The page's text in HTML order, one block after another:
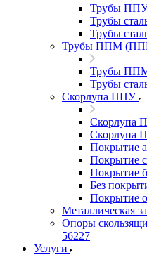
Трубы
Трубы
Трубы
Трубы ППМ
Трубы
Трубы
Скорлупа ППУ
Скорлупа
Скорлупа
Покрытие
Покрытие
Покрытие
Без
Покрытие
Металлическая
Опоры
56227
Услуги